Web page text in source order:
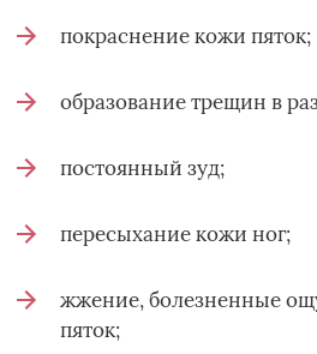
покраснение кожи пяток;
образование трещин в
постоянный зуд;
пересыхание кожи ног;
жжение, болезненные
пяток;